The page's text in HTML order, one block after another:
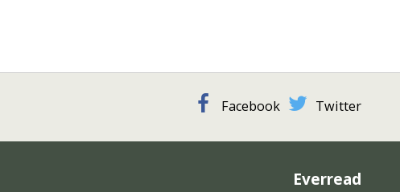
Facebook Twitter
Everread